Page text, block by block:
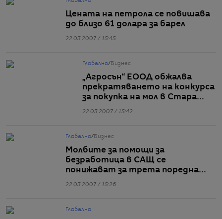
Цената на петрола се повишава
до близо 61 долара за барел
22.03.2007 / 15:45
Глобално/ Бизнес
„Агросън“ ЕООД обжалва
прекратяването на конкурса
за покупка на мол в Стара
22.03.2007 / 15:42
Глобално/ Бизнес
Молбите за помощи за
безработица в САЩ се
понижават за трета поредна
22.03.2007 / 15:26
Глобално